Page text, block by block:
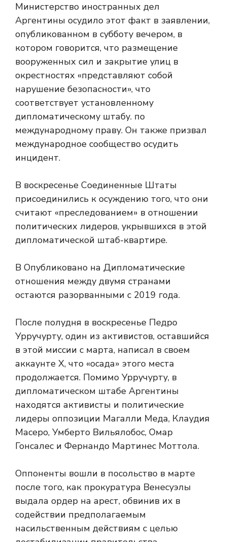
Министерство иностранных дел
Аргентины осудило этот факт в заявлении,
опубликованном в субботу вечером, в
котором говорится, что размещение
вооруженных сил и закрытие улиц в
окрестностях «представляют собой
нарушение безопасности», что
соответствует установленному
дипломатическому штабу. по
международному праву. Он также призвал
международное сообщество осудить
инцидент.
В воскресенье Соединенные Штаты
присоединились к осуждению того, что они
считают «преследованием» в отношении
политических лидеров, укрывшихся в этой
дипломатической штаб-квартире.
В Опубликовано на Дипломатические
отношения между двумя странами
остаются разорванными с 2019 года.
После полудня в воскресенье Педро
Урручурту, один из активистов, оставшийся
в этой миссии с марта, написал в своем
аккаунте X, что «осада» этого места
продолжается. Помимо Урручурту, в
дипломатическом штабе Аргентины
находятся активисты и политические
лидеры оппозиции Магалли Меда, Клаудия
Масеро, Умберто Вильялобос, Омар
Гонсалес и Фернандо Мартинес Моттола.
Оппоненты вошли в посольство в марте
после того, как прокуратура Венесуэлы
выдала ордер на арест, обвинив их в
содействии предполагаемым
насильственным действиям с целью